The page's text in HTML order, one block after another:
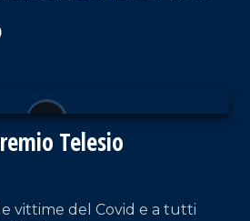
nella cura dell'ambiente e
Telesio
vittime del Covid e a tutti